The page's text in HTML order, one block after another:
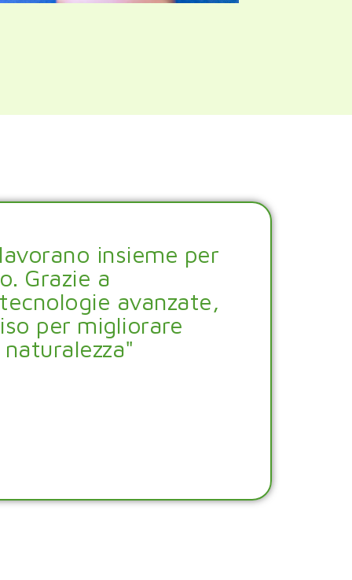
insieme per
Grazie a
avanzate,
per migliorare